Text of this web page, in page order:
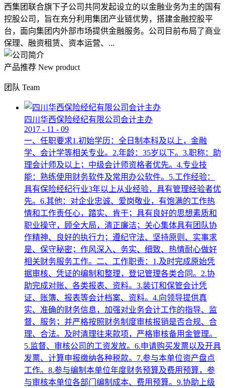
西集团联合旗下子公司共同发起设立的以金融业务为主的国有
控股公司，旨在充分利用集团产业链优势，搭建金融控股平
台，面向集团内外部市场提供金融服务。公司目前布局了商业
保理、融资租赁、资本运营、...
产品推荐 New product
团队 Team
四川华西保险经纪有限公司会计主办
2017 - 11 - 09
一、任职要求1.初始学历：全日制本科及以上，金融
学、会计学等相关专业。2.年龄：35岁以下。3.职称：助
理会计师及以上；中级会计师资格者优先。4.专业技
能：熟练使用财务软件及常用办公软件。5.工作经验：
具有保险经纪行业3年以上从业经验，具有管理经验者优
先。6.其他：对企业忠诚、爱岗敬业，有饱满的工作热
情和工作责任心，踏实、肯干；具有良好的思想素质和
职业操守，顾全大局，清正廉洁；关心集体具有团队协
作精神、良好的执行力；遵纪守法、坚持原则、实事求
是、保守秘密；作风深入、务实、细致、热情耐心做好
相关财务服务工作。二、工作职责：1.及时完成原始凭
据审核、凭证的编制和整理，登记管理各类合同。2.协
助完成对账、各类报表、资料。3.装订和保管会计凭
证、账簿、报表等会计档案、资料。4.向领导提供真
实、准确的财务信息，加强对业务会计工作的指导、监
督、服务；并严格按照财务制度审核报销是否合规、合
理、合法。及时清理往来款项，严格审核备用金管理。
5.监督、审核公司的工资发放。6.申请购买发票以及开具
发票、计算申报缴纳各种税款。7.参与本单位资产盘点
工作。8.参与编制本单位年度财务预算及费用预算，参
与审核本单位各部门编制成本、费用预算。9.协助上级